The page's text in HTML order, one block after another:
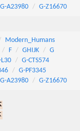
G-A23980 G-Z16670
Modern_Humans
F GHIJK
G
G-CTS574
G-PF3345
G-A23980 G-Z16670